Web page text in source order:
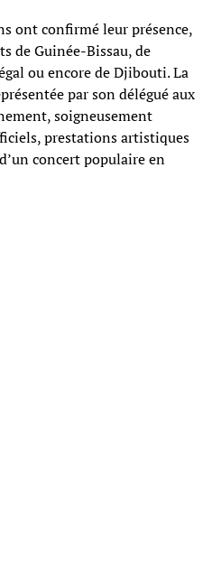
ont confirmé leur présence,
de Guinée-Bissau, de
ou encore de Djibouti. La
par son délégué aux
soigneusement
prestations artistiques
concert populaire en